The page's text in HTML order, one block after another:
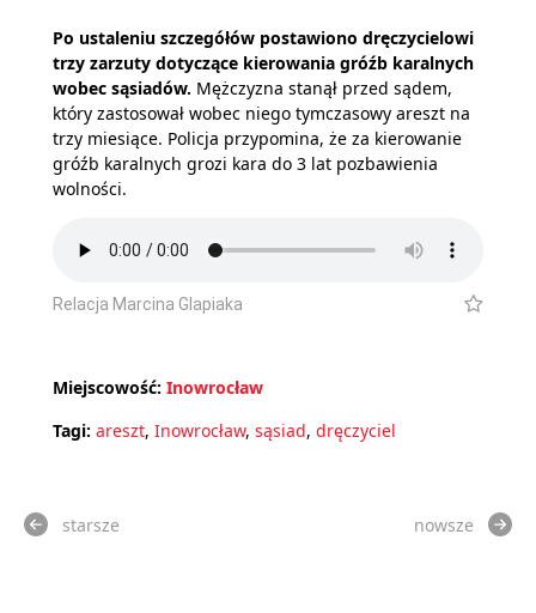
Po ustaleniu szczegółów postawiono dręczycielowi
trzy zarzuty dotyczące kierowania gróźb karalnych
wobec sąsiadów. Mężczyzna stanął przed sądem,
który zastosował wobec niego tymczasowy areszt na
trzy miesiące. Policja przypomina, że za kierowanie
gróźb karalnych grozi kara do 3 lat pozbawienia
wolności.
Relacja Marcina Glapiaka
Miejscowość: Inowrocław
Tagi: areszt, Inowrocław, sąsiad, dręczyciel
starsze nowsze